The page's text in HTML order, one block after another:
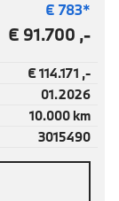
€ 783*
€ 91.700 ,-
€ 114.171 ,-
01.2026
10.000 km
3015490